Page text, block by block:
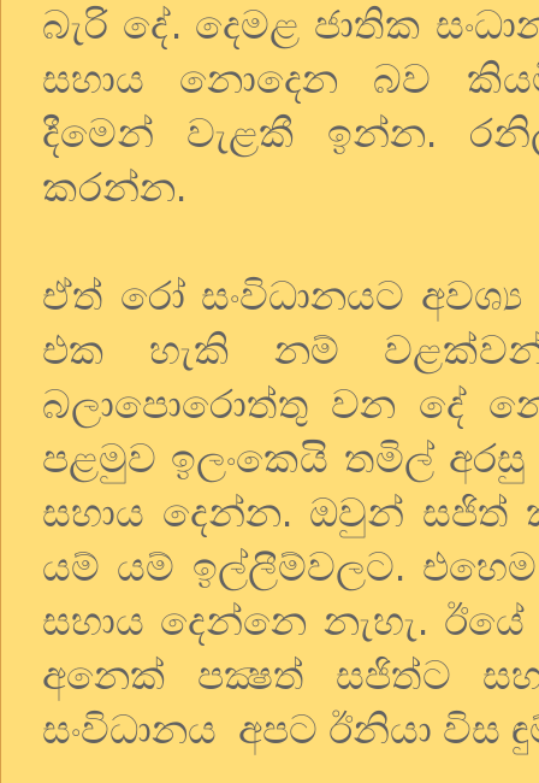
බැරි දේ. දෙමළ ජාතික
සහාය නොදෙන බව
දීමෙන් වැළකී ඉන්න.
කරන්න.
ඒත් රෝ සංවිධානයට
එක හැකි නම්
බලාපොරොත්තු වන දේ
පළමුව ඉලංකෙයි තමිල්
සහාය දෙන්න. ඔවුන්
යම් යම් ඉල්ලීම්වලට. එහෙම
සහාය දෙන්නෙ නැහැ.
අනෙක් පක්‍ෂත් සජිත්ට
සංවිධානය අපට ඊනියා විස